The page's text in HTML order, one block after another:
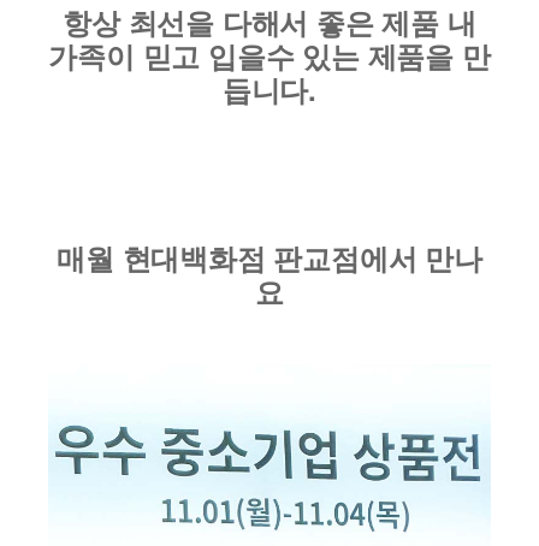
항상 최선을 다해서 좋은 제품 내
가족이 믿고 입을수 있는 제품을 만
듭니다.
매월 현대백화점 판교점에서 만나
요